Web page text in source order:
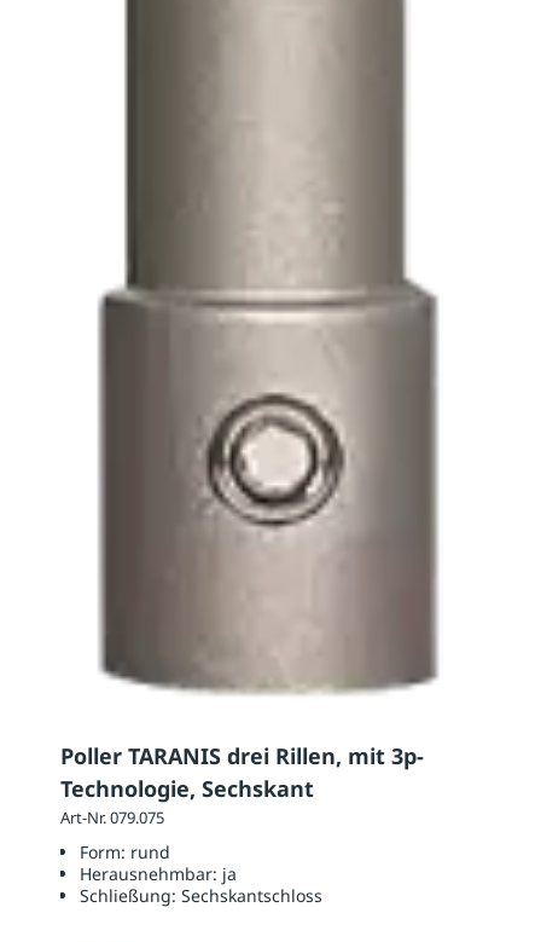
Poller TARANIS drei Rillen, mit 3p-
Technologie, Sechskant
Art-Nr. 079.075
Form: rund
Herausnehmbar: ja
Schließung: Sechskantschloss